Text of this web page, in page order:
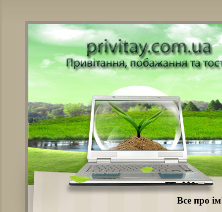
Все про